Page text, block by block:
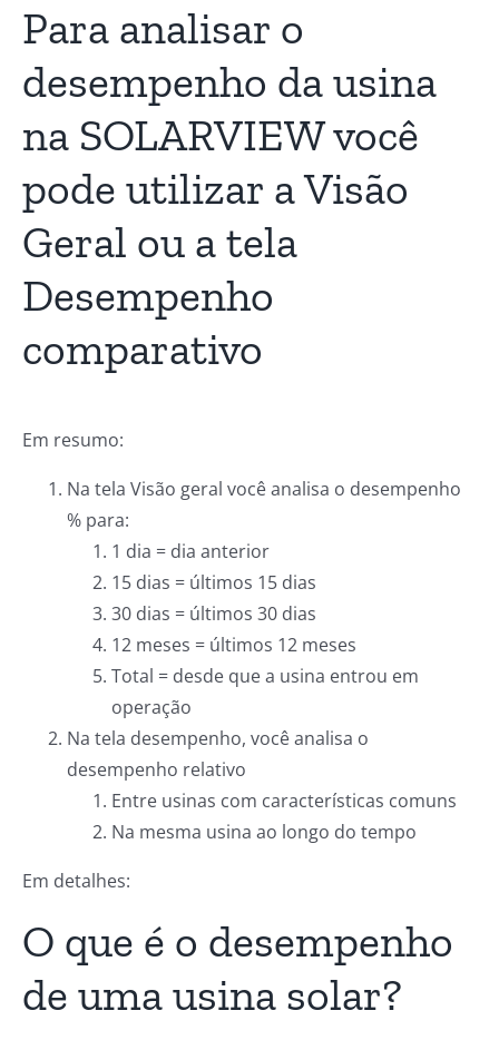
Para analisar o
desempenho da usina
na SOLARVIEW você
pode utilizar a Visão
Geral ou a tela
Desempenho
comparativo
Em resumo:
Na tela Visão geral você analisa o desempenho
% para:
1 dia = dia anterior
15 dias = últimos 15 dias
30 dias = últimos 30 dias
12 meses = últimos 12 meses
Total = desde que a usina entrou em
operação
Na tela desempenho, você analisa o
desempenho relativo
Entre usinas com características comuns
Na mesma usina ao longo do tempo
Em detalhes:
O que é o desempenho
de uma usina solar?